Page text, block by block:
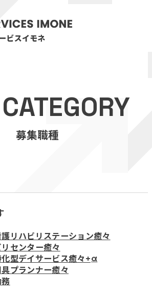
事業
リハビリステーション癒々
プランナー癒々
こども園
保育園
募集職種
リハビリステーション癒々
センター癒々
型デイサービス癒々+α
プランナー癒々